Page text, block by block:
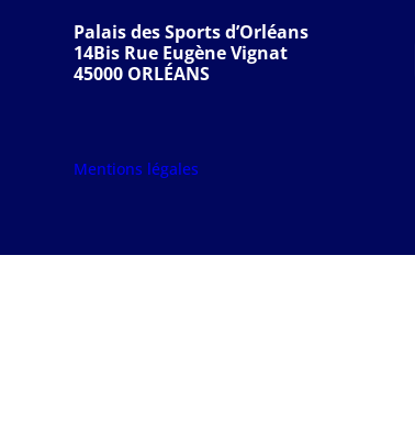
Palais des Sports d’Orléans
14Bis Rue Eugène Vignat
45000 ORLÉANS
Mentions légales